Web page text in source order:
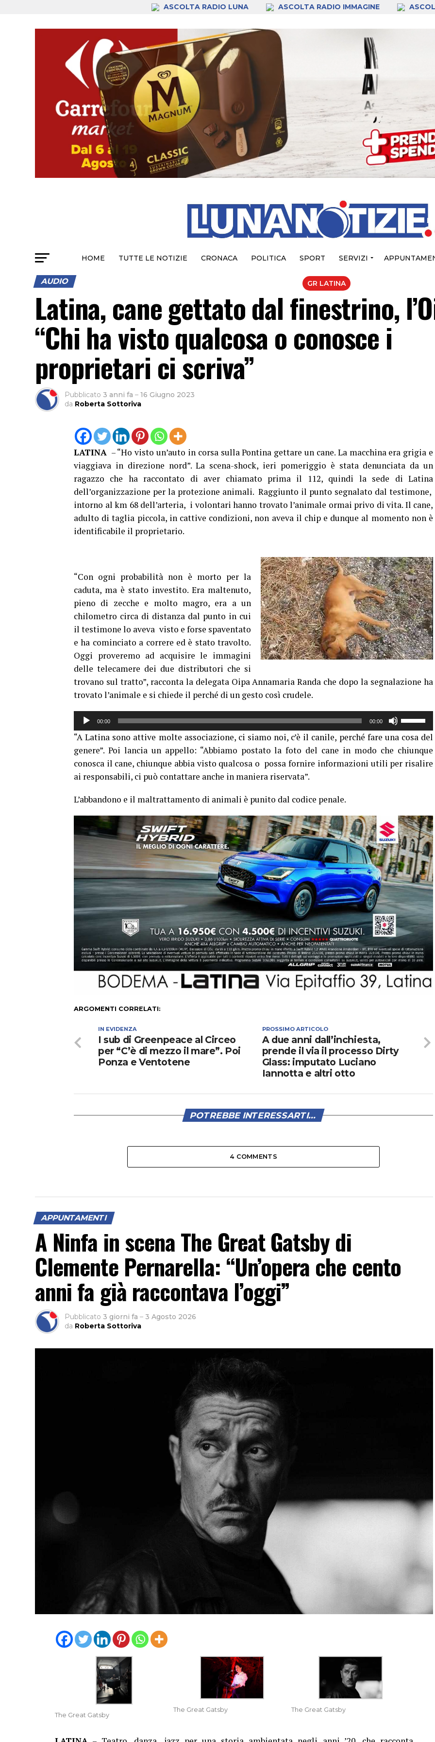
ASCOLTA RADIO LUNA ASCOLTA RADIO IMMAGINE
HOME TUTTE LE NOTIZIE CRONACA POLITICA SPORT SERVIZI
GR LATINA
AUDIO
Latina, cane gettato dal finestrino,
“Chi ha visto qualcosa o conosce i
proprietari ci scriva”
Pubblicato 3 anni fa – 16 Giugno 2023
da Roberta Sottoriva
LATINA – “Ho visto un’auto in corsa sulla Pontina gettare un cane. La macchina era grigia e
viaggiava in direzione nord”. La scena-shock, ieri pomeriggio è stata denunciata da un
ragazzo che ha raccontato di aver chiamato prima il 112, quindi la sede di Latina
dell’organizzazione per la protezione animali. Raggiunto il punto segnalato dal testimone,
intorno al km 68 dell’arteria, i volontari hanno trovato l’animale ormai privo di vita. Il cane,
adulto di taglia piccola, in cattive condizioni, non aveva il chip e dunque al momento non è
identificabile il proprietario.
“Con ogni probabilità non è morto per la
caduta, ma è stato investito. Era maltenuto,
pieno di zecche e molto magro, era a un
chilometro circa di distanza dal punto in cui
il testimone lo aveva visto e forse spaventato
e ha cominciato a correre ed è stato travolto.
Oggi proveremo ad acquisire le immagini
delle telecamere dei due distributori che si
trovano sul tratto”, racconta la delegata Oipa Annamaria Randa che dopo la segnalazione ha
trovato l’animale e si chiede il perché di un gesto così crudele.
Audio
00:00 00:00
tasti
freccia
su/giù
il
volume.
“A Latina sono attive molte associazione, ci siamo noi, c’è il canile, perché fare una cosa del
genere”. Poi lancia un appello: “Abbiamo postato la foto del cane in modo che chiunque
conosca il cane, chiunque abbia visto qualcosa o possa fornire informazioni utili per risalire
ai responsabili, ci può contattare anche in maniera riservata”.
L’abbandono e il maltrattamento di animali è punito dal codice penale.
ARGOMENTI CORRELATI:
PROSSIMO ARTICOLO
A due anni dall’inchiesta,
prende il via il processo Dirty
Glass: imputato Luciano
Iannotta e altri otto
IN EVIDENZA
I sub di Greenpeace al Circeo
per “C’è di mezzo il mare”. Poi
Ponza e Ventotene
POTREBBE INTERESSARTI...
4 COMMENTS
APPUNTAMENTI
A Ninfa in scena The Great Gatsby di
Clemente Pernarella: “Un’opera che cento
anni fa già raccontava l’oggi”
Pubblicato 3 giorni fa – 3 Agosto 2026
da Roberta Sottoriva
The Great Gatsby
The Great Gatsby The Great Gatsby